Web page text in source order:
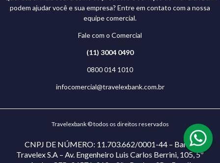
podem ajudar você e sua empresa? Entre em contato com a nossa
equipe comercial.
Fale com o Comercial
(11) 3004 0490
0800 014 1010
infocomercial@travelexbank.com.br
Travelexbank © todos os direitos reservados
CNPJ DE NÚMERO: 11.703.662/0001-44 – Banco
Travelex S.A – Av. Engenheiro Luis Carlos Berrini, 105, 5º